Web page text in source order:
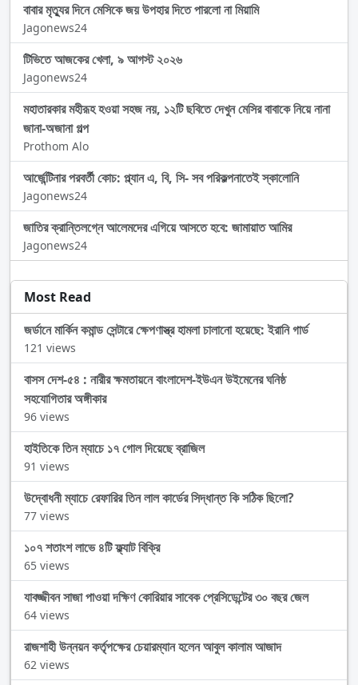
বাবার মৃত্যুর দিনে মেসিকে জয় উপহার দিতে পারলো না মিয়ামি
Jagonews24
টিভিতে আজকের খেলা, ৯ আগস্ট ২০২৬
Jagonews24
মহাতারকার মহীরূহ হওয়া সহজ নয়, ১২টি ছবিতে দেখুন মেসির বাবাকে নিয়ে নানা
জানা-অজানা গল্প
Prothom Alo
আর্জেন্টিনার পরবর্তী কোচ: প্ল্যান এ, বি, সি- সব পরিকল্পনাতেই স্কালোনি
Jagonews24
জাতির ক্রান্তিলগ্নে আলেমদের এগিয়ে আসতে হবে: জামায়াত আমির
Jagonews24
Most Read
জর্ডানে মার্কিন কমান্ড সেন্টারে ক্ষেপণাস্ত্র হামলা চালানো হয়েছে: ইরানি গার্ড
121 views
বাসস দেশ-৫৪ : নারীর ক্ষমতায়নে বাংলাদেশ-ইউএন উইমেনের ঘনিষ্ঠ
সহযোগিতার অঙ্গীকার
96 views
হাইতিকে তিন ম্যাচে ১৭ গোল দিয়েছে ব্রাজিল
91 views
উদ্বোধনী ম্যাচে রেফারির তিন লাল কার্ডের সিদ্ধান্ত কি সঠিক ছিলো?
77 views
১০৭ শতাংশ লাভে ৪টি ফ্ল্যাট বিক্রি
65 views
যাবজ্জীবন সাজা পাওয়া দক্ষিণ কোরিয়ার সাবেক প্রেসিডেন্টের ৩০ বছর জেল
64 views
রাজশাহী উন্নয়ন কর্তৃপক্ষের চেয়ারম্যান হলেন আবুল কালাম আজাদ
62 views